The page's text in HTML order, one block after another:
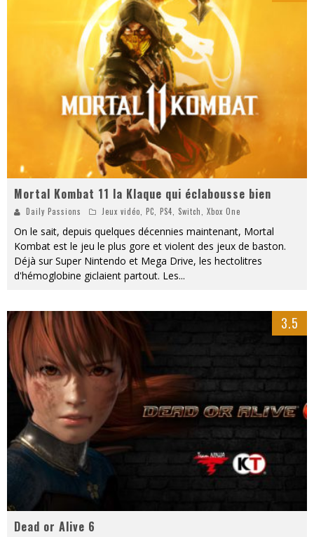
Mortal Kombat 11 la Klaque qui éclabousse bien
Daily Passions Jeux vidéo PC PS4 Switch Xbox One
On le sait, depuis quelques décennies maintenant, Mortal
Kombat est le jeu le plus gore et violent des jeux de baston.
Déjà sur Super Nintendo et Mega Drive, les hectolitres
d'hémoglobine giclaient partout. Les...
3.5
Dead or Alive 6